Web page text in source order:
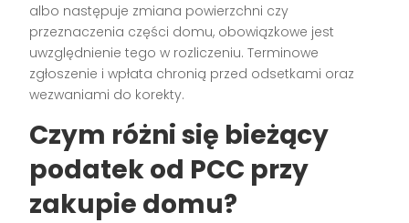
albo następuje zmiana powierzchni czy
przeznaczenia części domu, obowiązkowe jest
uwzględnienie tego w rozliczeniu. Terminowe
zgłoszenie i wpłata chronią przed odsetkami oraz
wezwaniami do korekty.
Czym różni się bieżący
podatek od PCC przy
zakupie domu?